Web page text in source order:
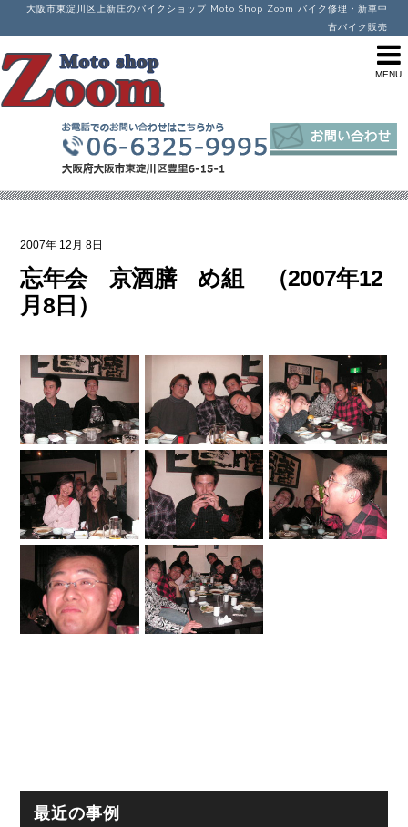
大阪市東淀川区上新庄のバイクショップ Moto Shop Zoom バイク修理・新車中
古バイク販売
2007年 12月 8日
忘年会 京酒膳 め組 （2007年12
月8日）
最近の事例